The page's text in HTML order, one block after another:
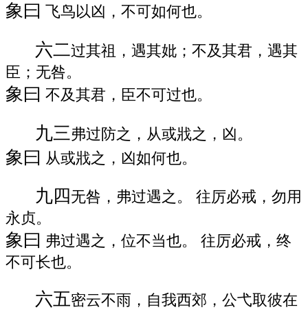
象曰 飞鸟以凶，不可如何也。
六二过其祖，遇其妣；不及其君，遇其
臣；无咎。
象曰 不及其君，臣不可过也。
九三弗过防之，从或戕之，凶。
象曰 从或戕之，凶如何也。
九四 无咎，弗过遇之。 往厉必戒，勿用
永贞。
象曰 弗过遇之，位不当也。 往厉必戒，终
不可长也。
六五密云不雨，自我西郊，公弋取彼在